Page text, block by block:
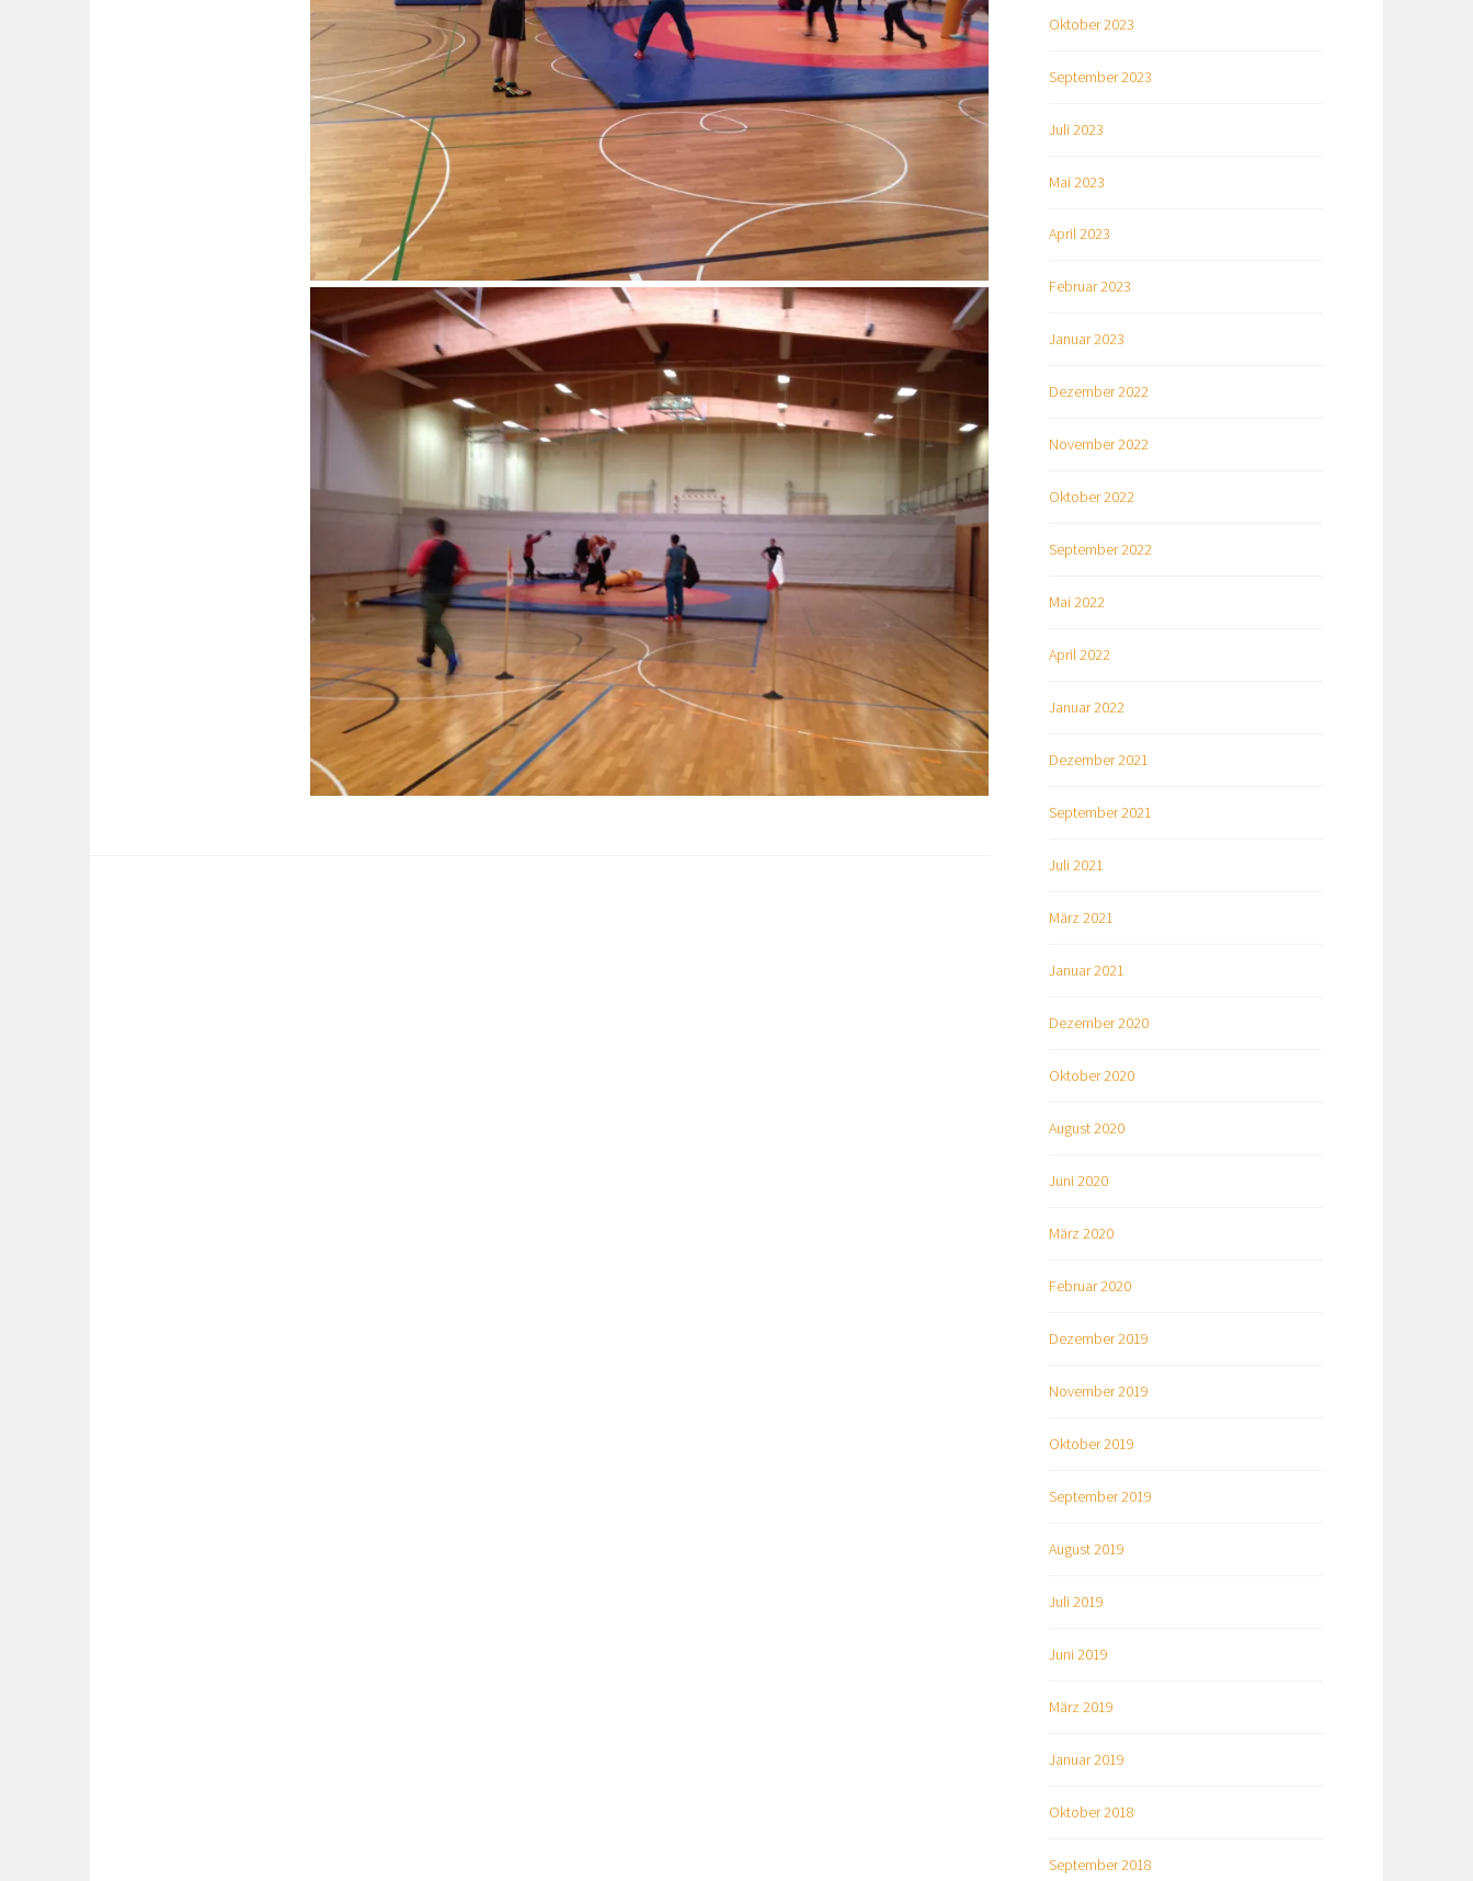
Oktober 2023
September 2023
Juli 2023
Mai 2023
April 2023
Februar 2023
Januar 2023
Dezember 2022
November 2022
Oktober 2022
September 2022
Mai 2022
April 2022
Januar 2022
Dezember 2021
September 2021
Juli 2021
März 2021
Januar 2021
Dezember 2020
Oktober 2020
August 2020
Juni 2020
März 2020
Februar 2020
Dezember 2019
November 2019
Oktober 2019
September 2019
August 2019
Juli 2019
Juni 2019
März 2019
Januar 2019
Oktober 2018
September 2018